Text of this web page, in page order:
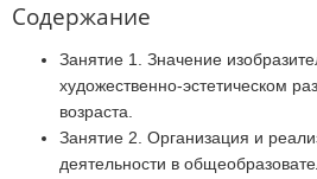
Содержание
Занятие 1. Значение
художественно-эстетическом
возраста.
Занятие 2. Организация и
деятельности в